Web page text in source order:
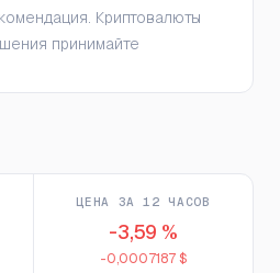
Криптовалюты
принимайте
ЦЕНА ЗА 12 ЧАСОВ
-3,59 %
-0,0007187 $